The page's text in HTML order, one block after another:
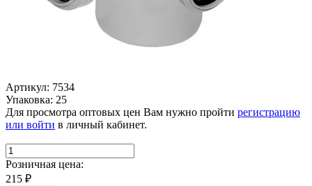
Артикул: 7534
Упаковка: 25
Для просмотра оптовых цен Вам нужно пройти регистрацию
или войти в личный кабинет.
Розничная цена:
215 ₽